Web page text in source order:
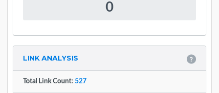
0
LINK ANALYSIS
Total Link Count: 527